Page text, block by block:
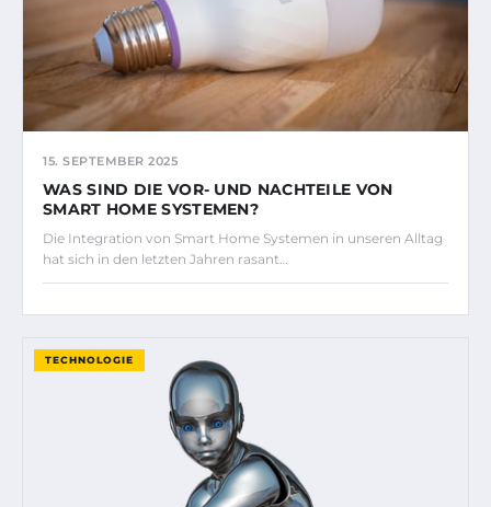
15. SEPTEMBER 2025
WAS SIND DIE VOR- UND NACHTEILE VON
SMART HOME SYSTEMEN?
Die Integration von Smart Home Systemen in unseren Alltag
hat sich in den letzten Jahren rasant…
TECHNOLOGIE